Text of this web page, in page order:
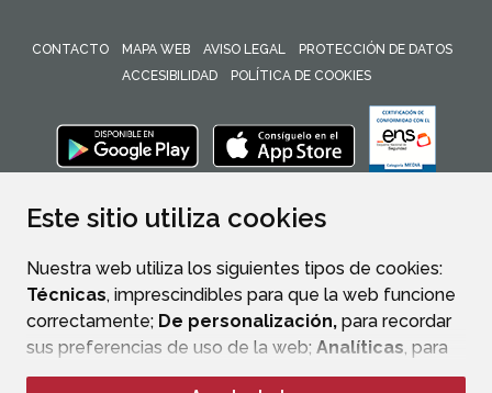
Este sitio utiliza cookies
Nuestra web utiliza los siguientes tipos de cookies:
Técnicas, imprescindibles para que la web funcione
correctamente; De personalización, para recordar
sus preferencias de uso de la web; Analíticas, para
mejorar el funcionamiento de la web y sus servicios.
CONTACTO MAPA WEB AVISO LEGAL
PROTECCIÓN DE DATOS
ACCESIBILIDAD
POLÍTICA DE COOKIES